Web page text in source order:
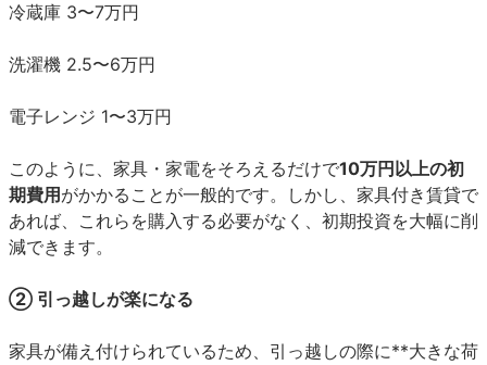
冷蔵庫 3〜7万円
洗濯機 2.5〜6万円
電子レンジ 1〜3万円
このように、家具・家電をそろえるだけで10万円以上の初
期費用 がかかることが一般的です。しかし、家具付き賃貸で
あれば、これらを購入する必要がなく、初期投資を大幅に削
減できます。
② 引っ越しが楽になる
家具が備え付けられているため、引っ越しの際に**大きな荷